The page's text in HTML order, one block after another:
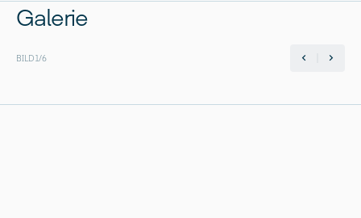
Galerie
BILD1/6